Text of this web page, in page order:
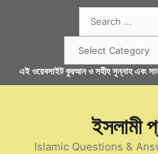
for:
এই ওয়েবসাইট কুরআন ও সহীহ সুন্নাহ এবং
ইসলামী
Islamic Questions &